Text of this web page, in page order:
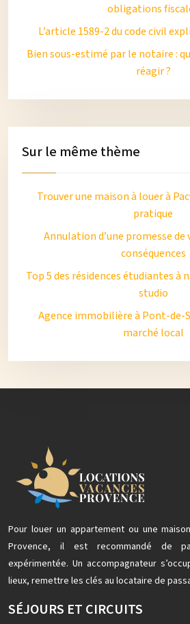
obligations
L’article 1589-2 du code civil
Bien sous-estimé par le notaire :
réagir ?
Sur le même thème
Trouver une maison à louer à
pratique
Annulation d’une promesse de
conséquences
Top 5 des résidences étudiantes à
studio
Agence immobilière à Pont-de-
marché local
Pour louer un appartement ou une
Provence, il est recommandé de
expérimentée. Un accompagnateur
lieux, remettre les clés au locataire de
SÉJOURS ET CIRCUITS